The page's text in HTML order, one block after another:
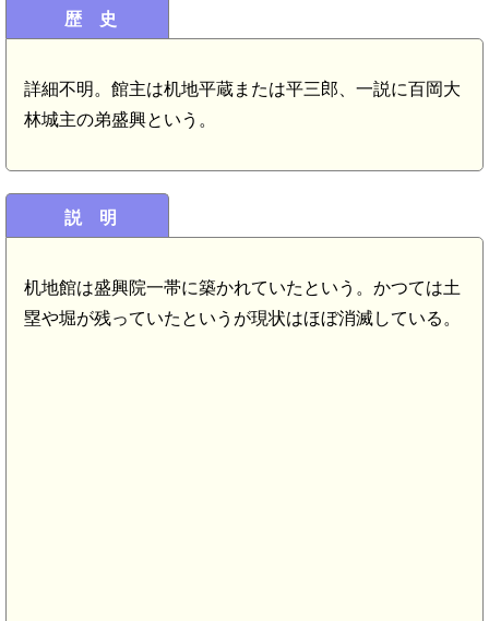
歴 史
詳細不明。館主は机地平蔵または平三郎、一説に百岡大
林城主の弟盛興という。
説 明
机地館は盛興院一帯に築かれていたという。かつては土
塁や堀が残っていたというが現状はほぼ消滅している。